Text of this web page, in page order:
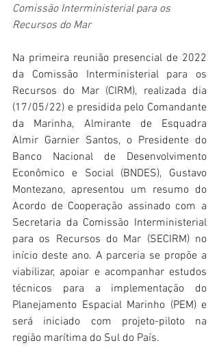
Comissão Interministerial para os
Recursos do Mar
Na primeira reunião presencial de 2022
da Comissão Interministerial para os
Recursos do Mar (CIRM), realizada dia
(17/05/22) e presidida pelo Comandante
da Marinha, Almirante de Esquadra
Almir Garnier Santos, o Presidente do
Banco Nacional de Desenvolvimento
Econômico e Social (BNDES), Gustavo
Montezano, apresentou um resumo do
Acordo de Cooperação assinado com a
Secretaria da Comissão Interministerial
para os Recursos do Mar (SECIRM) no
início deste ano. A parceria se propõe a
viabilizar, apoiar e acompanhar estudos
técnicos para a implementação do
Planejamento Espacial Marinho (PEM) e
será iniciado com projeto-piloto na
região marítima do Sul do País.